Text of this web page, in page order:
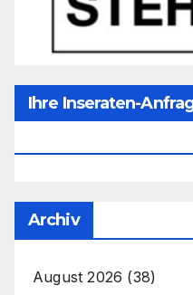
Ihre Inseraten-
Archiv
August 2026 (38)